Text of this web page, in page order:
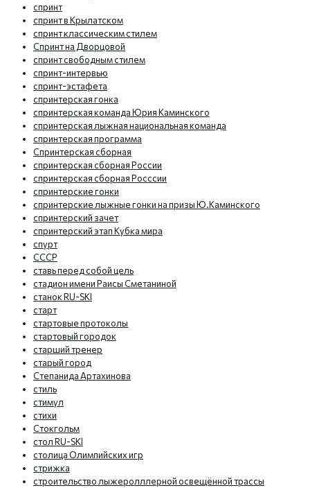
спринт
спринт в Крылатском
спринт классическим стилем
Спринт на Дворцовой
спринт свободным стилем
спринт-интервью
спринт-эстафета
спринтерская гонка
спринтерская команда Юрия Каминского
спринтерская лыжная национальная команда
спринтерская программа
Спринтерская сборная
спринтерская сборная России
спринтерская сборная Росссии
спринтерские гонки
спринтерские лыжные гонки на призы Ю.Каминского
спринтерский зачет
спринтерский этап Кубка мира
спурт
СССР
ставь перед собой цель
стадион имени Раисы Сметаниной
станок RU-SKI
старт
стартовые протоколы
стартовый городок
старший тренер
старый город
Степанида Артахинова
стиль
стимул
стихи
Стокгольм
стол RU-SKI
столица Олимпийских игр
стрижка
строительство лыжеролллерной освещённой трассы